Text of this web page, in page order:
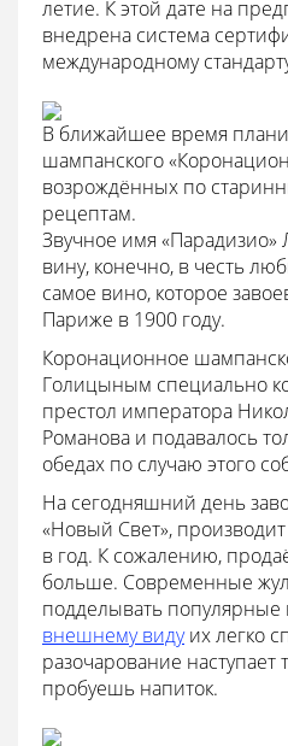
летие. К этой дате на
внедрена система
международному
В ближайшее время
шампанского
возрождённых по
рецептам.
Звучное имя «Парадизио»
вину, конечно, в честь
самое вино, которое
Париже в 1900 году.
Коронационное
Голицыным специально
престол императора
Романова и подавалось
обедах по случаю этого
На сегодняшний день
«Новый Свет»,
в год. К сожалению,
больше. Современные
подделывать популярные
внешнему видуих легко
разочарование наступает
пробуешь напиток.